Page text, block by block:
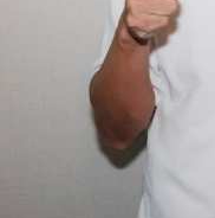
増やすために驚くべき
購入したのか…？ 詳し